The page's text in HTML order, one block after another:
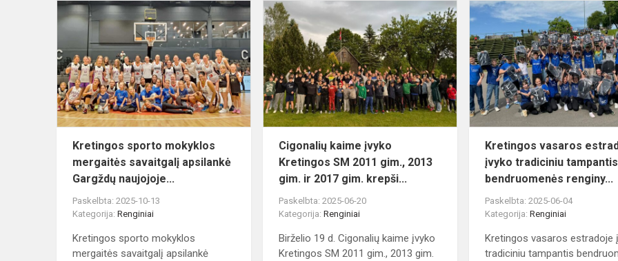
Kretingos
sporto
mokyklos
mergaitės
savaitgalį
apsilankė
Ga...
Kretingos sporto mokyklos
mergaitės savaitgalį apsilankė
Gargždų naujojoje...
Paskelbta: 2025-10-13
Kategorija: Renginiai
Kretingos sporto mokyklos
mergaitės savaitgalį apsilankė
Cigonalių
kaime
įvyko
Kretingos
SM
2011
gim.,
Cigonalių kaime įvyko
Kretingos SM 2011 gim., 2013
gim. ir 2017 gim. krepši...
Paskelbta: 2025-06-20
Kategorija:Renginiai
Birželio 19 d. Cigonalių kaime įvyko
Kretingos SM 2011 gim., 2013 gim.
Kretingos vasaros
įvyko tradiciniu tampantis
bendruomenės renginy...
Paskelbta: 2025-06-04
Kategorija:Renginiai
Kretingos vasaros estradoje
tradiciniu tampantis